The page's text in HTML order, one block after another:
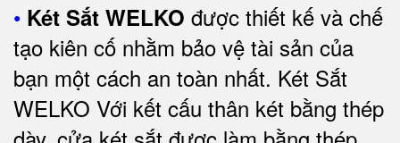
• Két Sắt WELKO được thiết kế và chế
tạo kiên cố nhằm bảo vệ tài sản của
bạn một cách an toàn nhất. Két Sắt
WELKO Với kết cấu thân két bằng thép